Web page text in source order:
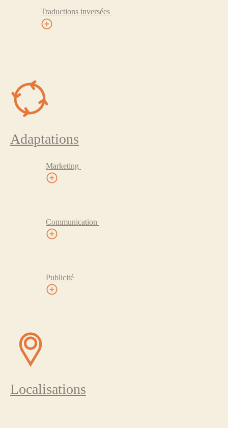
Traductions inversées
Adaptations
Marketing
Communication
Publicité
Localisations